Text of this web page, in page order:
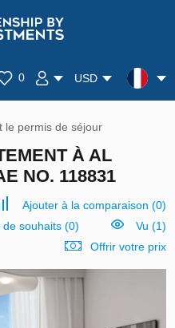
0 USD
le permis de séjour
À AL
NO. 118831
Ajouter à la comparaison (0)
de souhaits(0)
Vu (1)
Offrir votre prix